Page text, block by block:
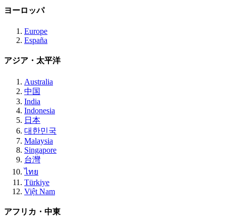
ヨーロッパ
Europe
España
アジア・太平洋
Australia
中国
India
Indonesia
日本
대한민국
Malaysia
Singapore
台灣
ไทย
Türkiye
Việt Nam
アフリカ・中東